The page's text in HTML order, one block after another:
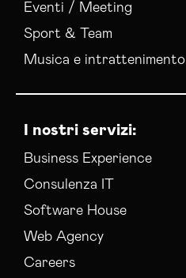
Eventi / Meeting
Sport & Team
Musica e intrattenimento
I nostri servizi:
Business Experience
Consulenza IT
Software House
Web Agency
Careers